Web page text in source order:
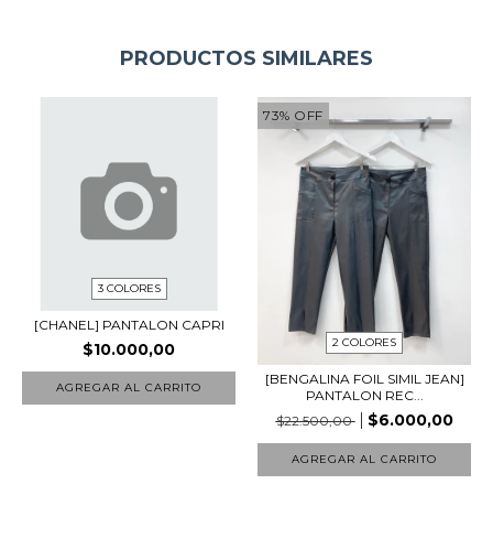
PRODUCTOS SIMILARES
3 COLORES
[CHANEL] PANTALON CAPRI
$10.000,00
AGREGAR AL CARRITO
73% OFF
2 COLORES
[BENGALINA FOIL SIMIL JEAN]
PANTALON REC...
$22.500,00
$6.000,00
AGREGAR AL CARRITO